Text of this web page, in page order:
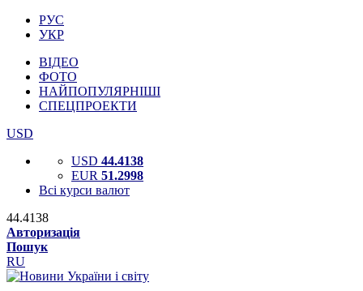
РУС
УКР
ВІДЕО
ФОТО
НАЙПОПУЛЯРНІШІ
СПЕЦПРОЕКТИ
USD
USD 44.4138
EUR 51.2998
Всі курси валют
44.4138
Авторизація
Пошук
RU